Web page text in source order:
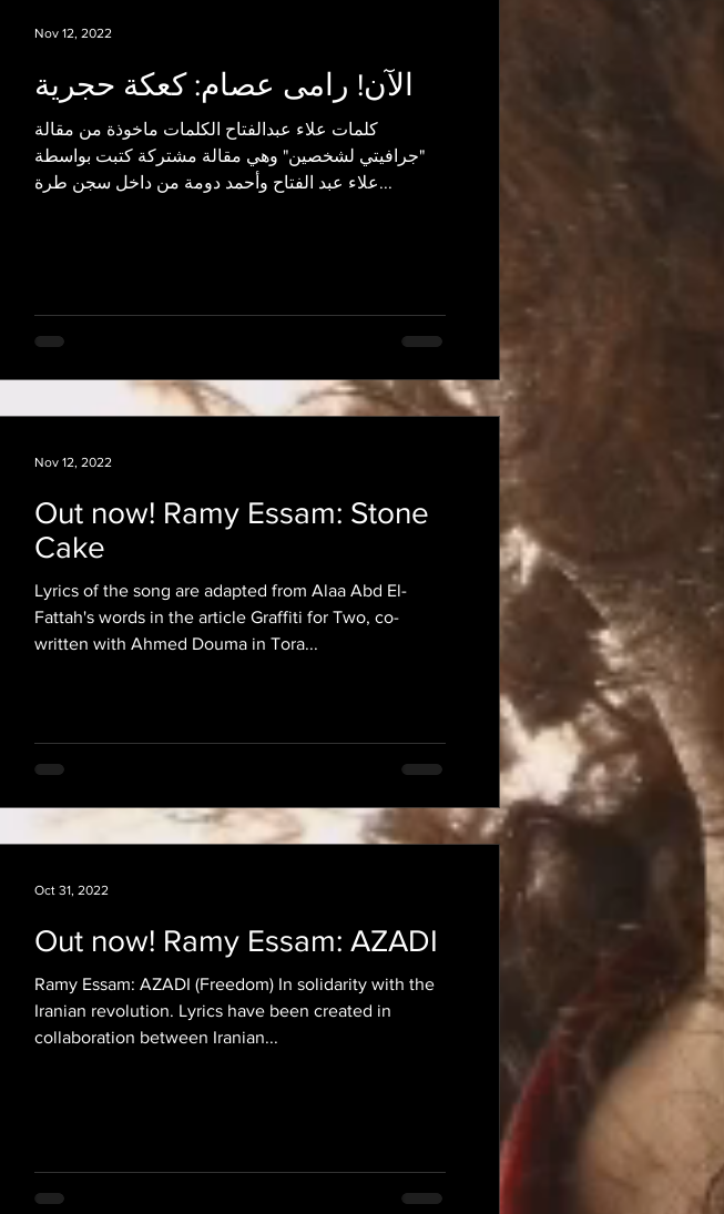
الآن! رامى عصام: كعكة حجرية
كلمات علاء عبدالفتاح الكلمات ماخوذة من مقالة
"جرافيتي لشخصين" وهي مقالة مشتركة كتبت بواسطة
علاء عبد الفتاح وأحمد دومة من داخل سجن طرة...
Nov 12, 2022
Out now! Ramy Essam: Stone
Cake
Lyrics of the song are adapted from Alaa Abd El-
Fattah's words in the article Graffiti for Two, co-
written with Ahmed Douma in Tora...
Nov 12, 2022
Out now! Ramy Essam: AZADI
Ramy Essam: AZADI (Freedom) In solidarity with the
Iranian revolution. Lyrics have been created in
collaboration between Iranian...
Oct 31, 2022